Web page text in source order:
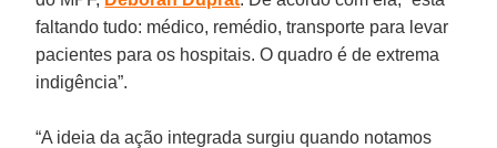
faltando tudo: médico, remédio, transporte para levar
pacientes para os hospitais. O quadro é de extrema
indigência”.
“A ideia da ação integrada surgiu quando notamos